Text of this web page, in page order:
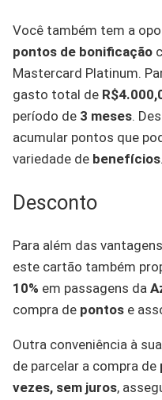
Você também tem a
pontos de bonificação
Mastercard Platinum.
gasto total de
período de 3 meses.
acumular pontos que
variedade de benefícios.
Desconto
Para além das
este cartão também
10% em passagens da
compra de pontos e
Outra conveniência à
de parcelar a compra de
vezes, sem juros,